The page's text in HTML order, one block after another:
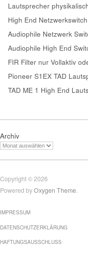
Lautsprecher
High End
Audiophile Netzwerk
Audiophile High End
FIR Filter nur Vollaktiv
Pioneer S1EX TAD
TAD ME 1 High End
Archiv
Copyright © 2026
Powered byOxygen Theme
IMPRESSUM
DATENSCHUTZERKLÄRUNG
HAFTUNGSAUSSCHLUSS